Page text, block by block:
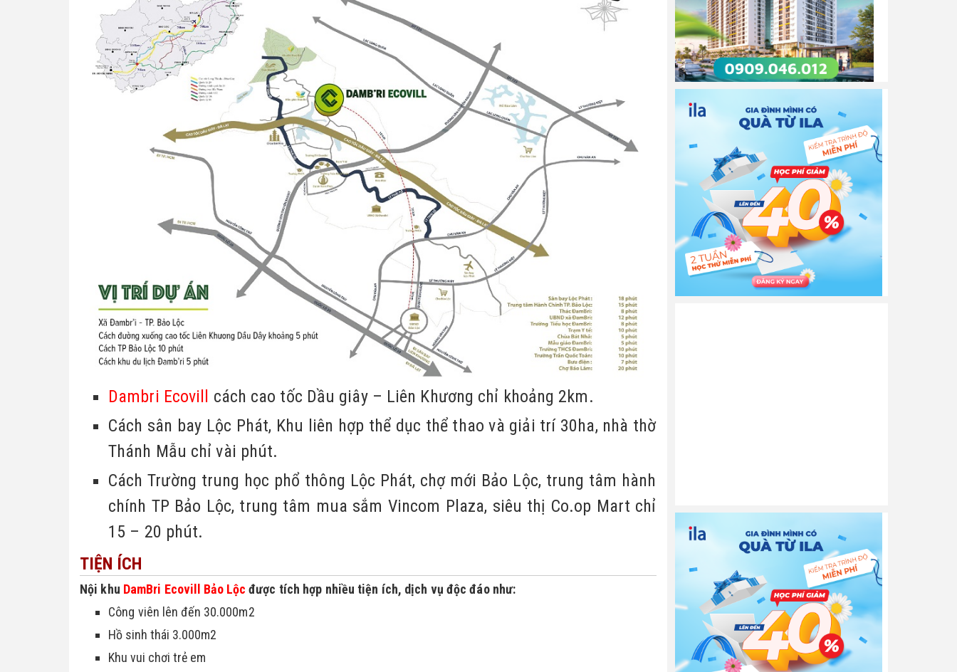
Dambri Ecovill
cách cao tốc Dầu giây – Liên Khương chỉ khoảng 2km.
Cách sân bay Lộc Phát, Khu liên hợp thể dục thể thao và giải trí 30ha, nhà thờ
Thánh Mẫu chỉ vài phút.
Cách Trường trung học phổ thông Lộc Phát, chợ mới Bảo Lộc, trung tâm hành
chính TP Bảo Lộc, trung tâm mua sắm Vincom Plaza, siêu thị Co.op Mart chỉ
15 – 20 phút.
TIỆN ÍCH
Nội khu DamBri Ecovill Bảo Lộc được tích hợp nhiều tiện ích, dịch vụ độc đáo như:
Công viên lên đến 30.000m2
Hồ sinh thái 3.000m2
Khu vui chơi trẻ em